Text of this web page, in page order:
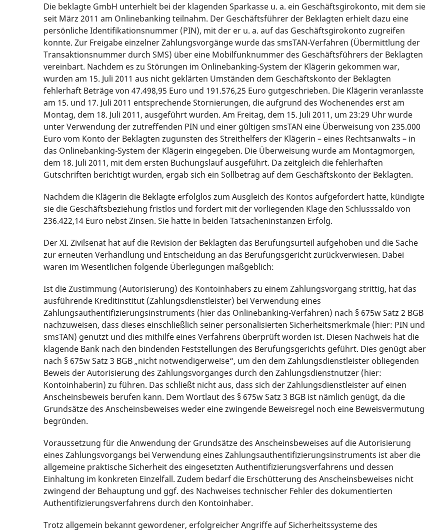
Die beklagte GmbH unterhielt bei der klagenden Sparkasse u. a. ein Geschäftsgirokonto, mit dem sie
seit März 2011 am Onlinebanking teilnahm. Der Geschäftsführer der Beklagten erhielt dazu eine
persönliche Identifikationsnummer (PIN), mit der er u. a. auf das Geschäftsgirokonto zugreifen
konnte. Zur Freigabe einzelner Zahlungsvorgänge wurde das smsTAN-Verfahren (Übermittlung der
Transaktionsnummer durch SMS) über eine Mobilfunknummer des Geschäftsführers der Beklagten
vereinbart. Nachdem es zu Störungen im Onlinebanking-System der Klägerin gekommen war,
wurden am 15. Juli 2011 aus nicht geklärten Umständen dem Geschäftskonto der Beklagten
fehlerhaft Beträge von 47.498,95 Euro und 191.576,25 Euro gutgeschrieben. Die Klägerin veranlasste
am 15. und 17. Juli 2011 entsprechende Stornierungen, die aufgrund des Wochenendes erst am
Montag, dem 18. Juli 2011, ausgeführt wurden. Am Freitag, dem 15. Juli 2011, um 23:29 Uhr wurde
unter Verwendung der zutreffenden PIN und einer gültigen smsTAN eine Überweisung von 235.000
Euro vom Konto der Beklagten zugunsten des Streithelfers der Klägerin – eines Rechtsanwalts – in
das Onlinebanking-System der Klägerin eingegeben. Die Überweisung wurde am Montagmorgen,
dem 18. Juli 2011, mit dem ersten Buchungslauf ausgeführt. Da zeitgleich die fehlerhaften
Gutschriften berichtigt wurden, ergab sich ein Sollbetrag auf dem Geschäftskonto der Beklagten.
Nachdem die Klägerin die Beklagte erfolglos zum Ausgleich des Kontos aufgefordert hatte, kündigte
sie die Geschäftsbeziehung fristlos und fordert mit der vorliegenden Klage den Schlusssaldo von
236.422,14 Euro nebst Zinsen. Sie hatte in beiden Tatsacheninstanzen Erfolg.
Der XI. Zivilsenat hat auf die Revision der Beklagten das Berufungsurteil aufgehoben und die Sache
zur erneuten Verhandlung und Entscheidung an das Berufungsgericht zurückverwiesen. Dabei
waren im Wesentlichen folgende Überlegungen maßgeblich:
Ist die Zustimmung (Autorisierung) des Kontoinhabers zu einem Zahlungsvorgang strittig, hat das
ausführende Kreditinstitut (Zahlungsdienstleister) bei Verwendung eines
Zahlungsauthentifizierungsinstruments (hier das Onlinebanking-Verfahren) nach § 675w Satz 2 BGB
nachzuweisen, dass dieses einschließlich seiner personalisierten Sicherheitsmerkmale (hier: PIN und
smsTAN) genutzt und dies mithilfe eines Verfahrens überprüft worden ist. Diesen Nachweis hat die
klagende Bank nach den bindenden Feststellungen des Berufungsgerichts geführt. Dies genügt aber
nach § 675w Satz 3 BGB „nicht notwendigerweise“, um den dem Zahlungsdienstleister obliegenden
Beweis der Autorisierung des Zahlungsvorganges durch den Zahlungsdienstnutzer (hier:
Kontoinhaberin) zu führen. Das schließt nicht aus, dass sich der Zahlungsdienstleister auf einen
Anscheinsbeweis berufen kann. Dem Wortlaut des § 675w Satz 3 BGB ist nämlich genügt, da die
Grundsätze des Anscheinsbeweises weder eine zwingende Beweisregel noch eine Beweisvermutung
begründen.
Voraussetzung für die Anwendung der Grundsätze des Anscheinsbeweises auf die Autorisierung
eines Zahlungsvorgangs bei Verwendung eines Zahlungsauthentifizierungsinstruments ist aber die
allgemeine praktische Sicherheit des eingesetzten Authentifizierungsverfahrens und dessen
Einhaltung im konkreten Einzelfall. Zudem bedarf die Erschütterung des Anscheinsbeweises nicht
zwingend der Behauptung und ggf. des Nachweises technischer Fehler des dokumentierten
Authentifizierungsverfahrens durch den Kontoinhaber.
Trotz allgemein bekannt gewordener, erfolgreicher Angriffe auf Sicherheitssysteme des